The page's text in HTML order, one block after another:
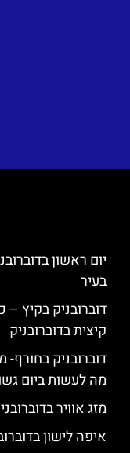
יום ראשון
בעיר
דוברובניק בקיץ
קיצית בדוברובניק
דוברובניק
מה לעשות ביום
מזג אוויר
איפה לישון